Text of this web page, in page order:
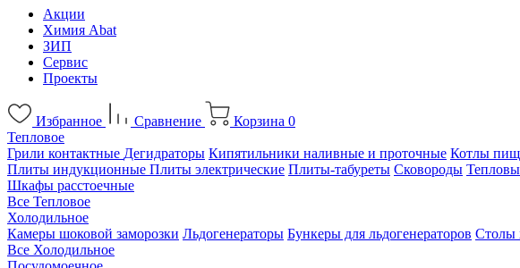
Акции
Химия Abat
ЗИП
Сервис
Проекты
Избранное Сравнение Корзина 0
Тепловое
Грили контактные Дегидраторы Кипятильники наливные и проточные Котлы
Плиты индукционные Плиты электрические Плиты-табуреты Сковороды
Шкафы расстоечные
Все Тепловое
Холодильное
Камеры шоковой заморозки Льдогенераторы Бункеры для льдогенераторов Столы
Все Холодильное